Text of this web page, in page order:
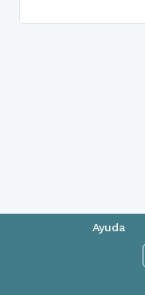
Ayuda